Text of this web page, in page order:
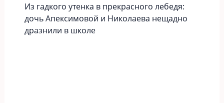
Из гадкого утенка в прекрасного лебедя:
дочь Апексимовой и Николаева нещадно
дразнили в школе